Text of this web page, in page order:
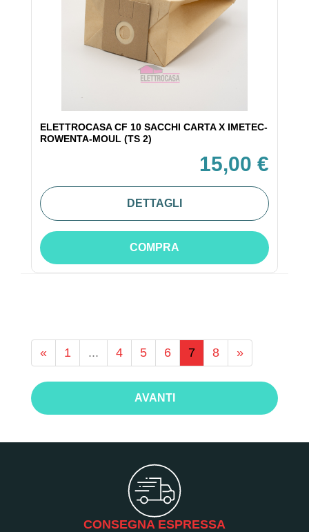
ELETTROCASA CF 10 SACCHI CARTA X IMETEC-
ROWENTA-MOUL (TS 2)
15,00 €
DETTAGLI
COMPRA
« 1 ... 4 5 6 7 8 »
AVANTI
CONSEGNA ESPRESSA